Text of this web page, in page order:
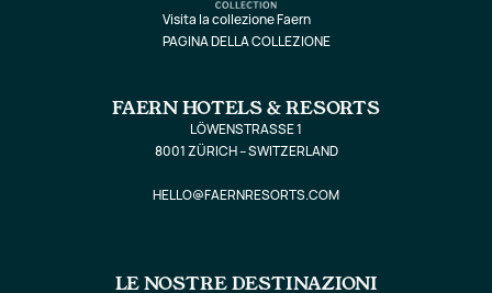
Visita la collezione Faern
PAGINA DELLA COLLEZIONE
FAERN HOTELS & RESORTS
LÖWENSTRASSE 1
8001 ZÜRICH – SWITZERLAND
HELLO@FAERNRESORTS.COM
LE NOSTRE DESTINAZIONI